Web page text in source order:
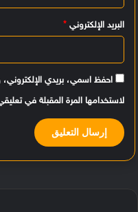
البريد الإلكتروني *
احفظ اسمي، بريدي
لاستخدامها المرة المقبلة في